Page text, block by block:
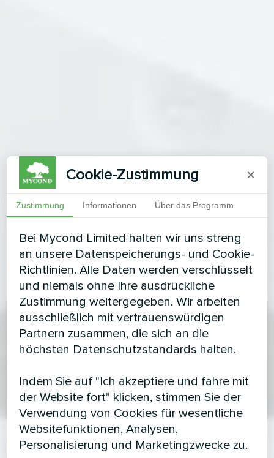
Cookie-Zustimmung ×
Zustimmung Informationen Über das Programm
Bei Mycond Limited halten wir uns streng
an unsere Datenspeicherungs- und Cookie-
Richtlinien. Alle Daten werden verschlüsselt
und niemals ohne Ihre ausdrückliche
Zustimmung weitergegeben. Wir arbeiten
ausschließlich mit vertrauenswürdigen
Partnern zusammen, die sich an die
höchsten Datenschutzstandards halten.
Indem Sie auf "Ich akzeptiere und fahre mit
der Website fort" klicken, stimmen Sie der
Verwendung von Cookies für wesentliche
Websitefunktionen, Analysen,
Personalisierung und Marketingzwecke zu.